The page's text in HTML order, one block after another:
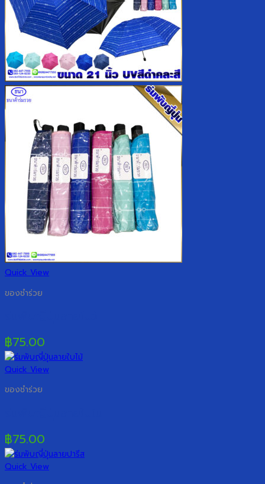
Quick View
ของชำร่วย
฿75.00
Quick View
ของชำร่วย
฿75.00
Quick View